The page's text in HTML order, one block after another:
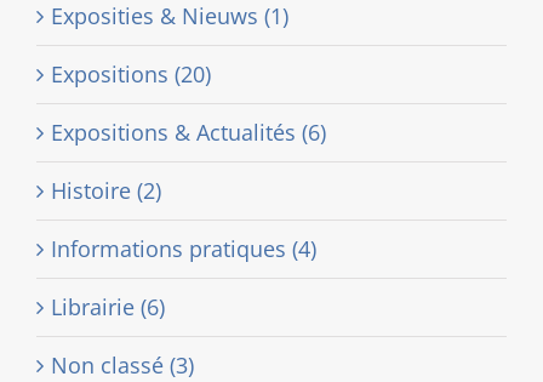
Exposities & Nieuws (1)
Expositions (20)
Expositions & Actualités (6)
Histoire (2)
Informations pratiques (4)
Librairie (6)
Non classé (3)